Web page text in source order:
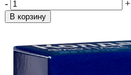
- +
В корзину